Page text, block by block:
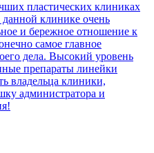
пластических клиниках
клинике очень
и бережное отношение к
самое главное
дела. Высокий уровень
препараты линейки
владельца клиники,
администратора и